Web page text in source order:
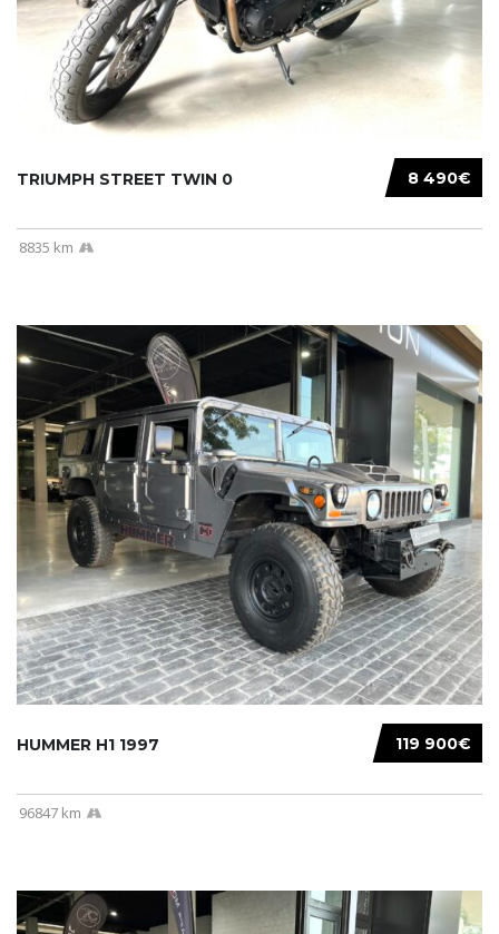
8 490€
TRIUMPH STREET TWIN 0
8835 km
119 900€
HUMMER H1 1997
96847 km